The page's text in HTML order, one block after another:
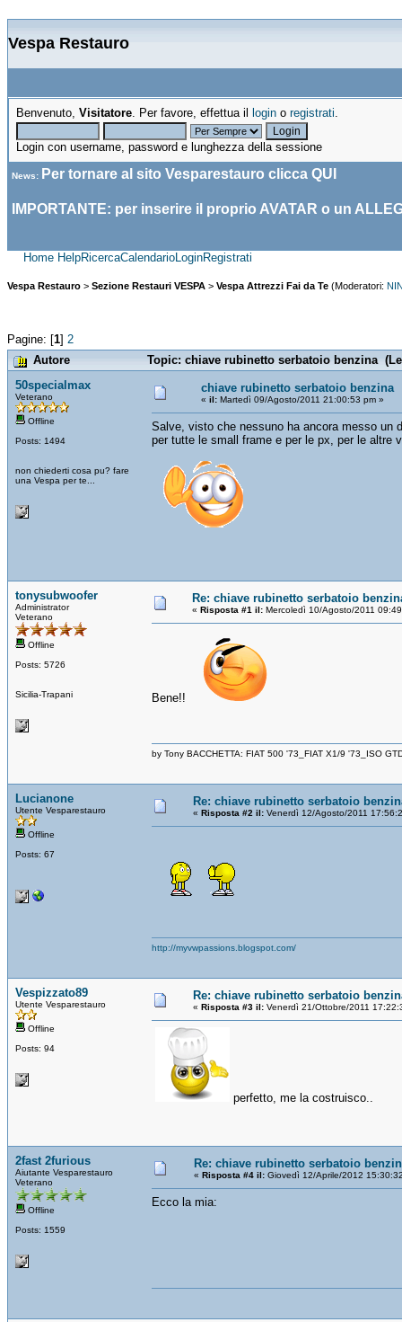
Vespa Restauro
Benvenuto, Visitatore. Per favore, effettua il login o registrati.
Login con username, password e lunghezza della sessione
News: Per tornare al sito Vesparestauro clicca QUI
IMPORTANTE: per inserire il proprio AVATAR o un
Home HelpRicercaCalendarioLoginRegistrati
Vespa Restauro > Sezione Restauri VESPA > Vespa Attrezzi Fai da Te (Moderatori:
Pagine: [1] 2
Autore
Topic: chiave rubinetto serbatoio benzina
50specialmax
Veterano
Offline
Posts: 1494
non chiederti cosa pu? fare
una Vespa per te...
chiave rubinetto serbatoio benzina
« il: Martedì 09/Agosto/2011 21:00:53 pm »
Salve, visto che nessuno ha ancora messo un
per tutte le small frame e per le px, per le altre
tonysubwoofer
Administrator
Veterano
Offline
Posts: 5726
Sicilia-Trapani
Re: chiave rubinetto serbatoio
« Risposta #1 il: Mercoledì 10/Agosto/2011
Bene!!
by Tony BACCHETTA: FIAT 500 '73_FIAT X1/9 '73_ISO
Lucianone
Utente Vesparestauro
Offline
Posts: 67
Re: chiave rubinetto serbatoio
« Risposta #2 il: Venerdì 12/Agosto/2011
http://myvwpassions.blogspot.com/
Vespizzato89
Utente Vesparestauro
Offline
Posts: 94
Re: chiave rubinetto serbatoio
« Risposta #3 il: Venerdì 21/Ottobre/2011
perfetto, me la costruisco..
2fast 2furious
Aiutante Vesparestauro
Veterano
Offline
Posts: 1559
Re: chiave rubinetto serbatoio
« Risposta #4 il: Giovedì 12/Aprile/2012
Ecco la mia: